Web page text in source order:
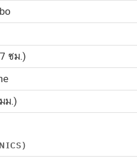
ซม.)
ม.)